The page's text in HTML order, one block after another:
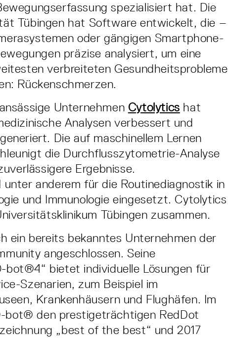
spezialisiert hat. Die
Tübingen hat Software entwickelt, die –
oder gängigen Smartphone-
präzise analysiert, um eine
verbreiteten Gesundheitsprobleme
Rückenschmerzen.
Unternehmen Cytolytics hat
Analysen verbessert und
Die auf maschinellem Lernen
die Durchflusszytometrie-Analyse
Ergebnisse.
anderem für die Routinediagnostik in
und Immunologie eingesetzt. Cytolytics
Tübingen zusammen.
ein bereits bekanntes Unternehmen der
angeschlossen. Seine
bot®4“ bietet individuelle Lösungen für
Szenarien, zum Beispiel im
Krankenhäusern und Flughäfen. Im
bot® den prestigeträchtigen RedDot
„best of the best“ und 2017